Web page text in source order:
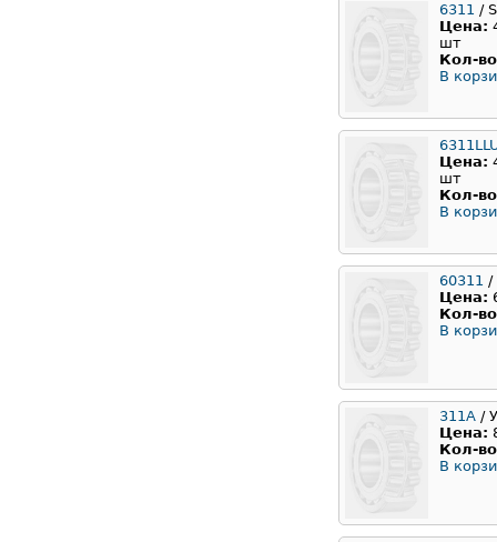
6311 /
Цена:
шт
Кол-
В
Цена:
шт
Кол-
В
60311 /
Цена:
Кол-
В
311A /
Цена:
Кол-
В